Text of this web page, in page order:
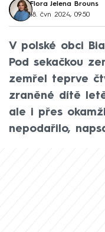
Flora Jelena Brouns
18. čvn 2024, 09:50
V polské obci
Pod sekačkou
zemřel teprve
zraněné dítě
ale i přes
nepodařilo,